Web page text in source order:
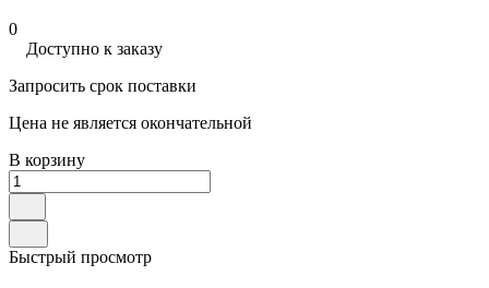
0
Доступно к заказу
Запросить срок поставки
Цена не является окончательной
В корзину
Быстрый просмотр